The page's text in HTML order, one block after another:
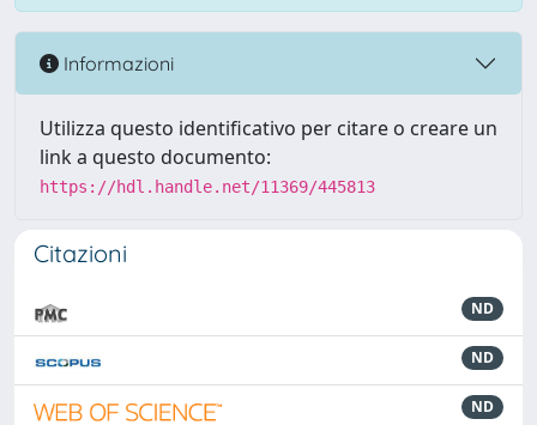
Informazioni
Utilizza questo identificativo per citare o creare un
link a questo documento:
https://hdl.handle.net/11369/445813
Citazioni
ND
ND
ND